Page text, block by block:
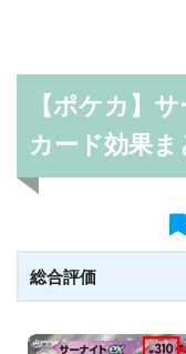
【ポケカ】
カード効果ま
総合評価